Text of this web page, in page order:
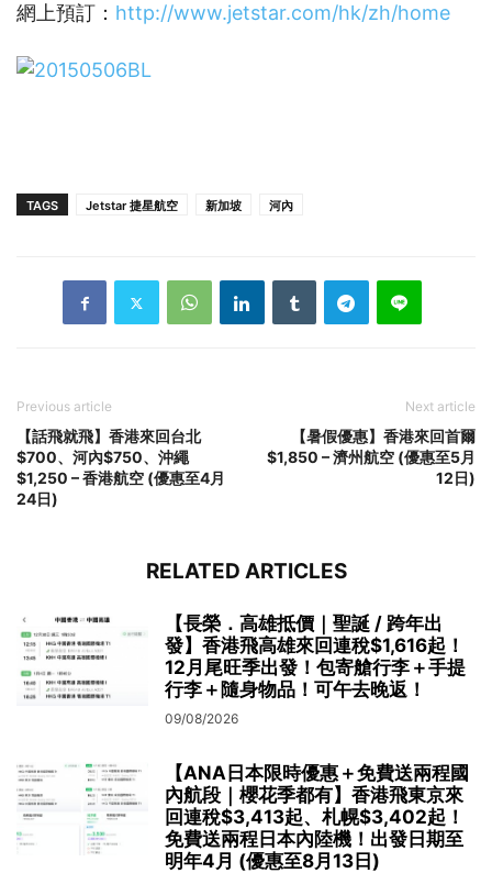
網上預訂： http://www.jetstar.com/hk/zh/home
TAGS Jetstar 捷星航空 新加坡 河內
Previous article
【話飛就飛】香港來回台北
$700、河內$750、沖繩
$1,250 – 香港航空 (優惠至4月
24日)
Next article
【暑假優惠】香港來回首爾
$1,850 – 濟州航空 (優惠至5月
12日)
RELATED ARTICLES
【長榮．高雄抵價｜聖誕 / 跨年出
發】香港飛高雄來回連稅$1,616起！
12月尾旺季出發！包寄艙行李＋手提
行李＋隨身物品！可午去晚返！
09/08/2026
【ANA日本限時優惠＋免費送兩程國
內航段｜櫻花季都有】香港飛東京來
回連稅$3,413起、札幌$3,402起！
免費送兩程日本內陸機！出發日期至
明年4月 (優惠至8月13日)